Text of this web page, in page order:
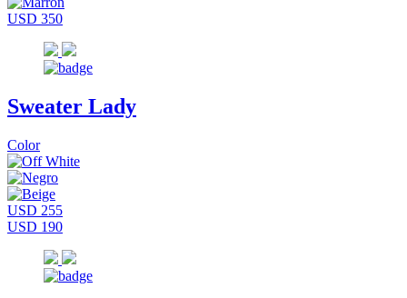
USD 350
Sweater Lady
Color
USD 255
USD 190